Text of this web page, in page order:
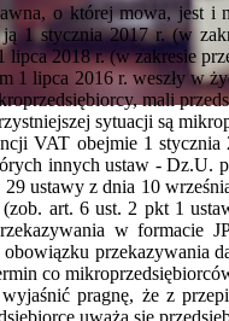
o której mowa, jest i
1 stycznia 2017 r. (w
lipca 2018 r. (w zakresie
1 lipca 2016 r. weszły w
mali
sytuacji są
VAT obejmie 1
innych ustaw - Dz.U.
ustawy z dnia 10
art. 6 ust. 2 pkt 1
w formacie
obowiązku przekazywania
co
pragnę, że z
uważa się